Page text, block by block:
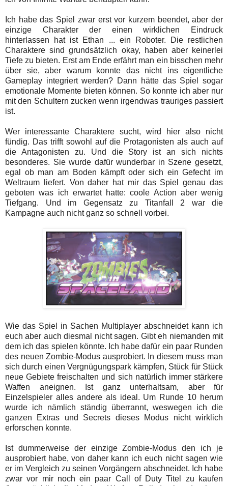
Ich habe das Spiel zwar erst vor kurzem beendet, aber der
einzige Charakter der einen wirklichen Eindruck
hinterlassen hat ist Ethan ... ein Roboter. Die restlichen
Charaktere sind grundsätzlich okay, haben aber keinerlei
Tiefe zu bieten. Erst am Ende erfährt man ein bisschen mehr
über sie, aber warum konnte das nicht ins eigentliche
Gameplay integriert werden? Dann hätte das Spiel sogar
emotionale Momente bieten können. So konnte ich aber nur
mit den Schultern zucken wenn irgendwas trauriges passiert
ist.
Wer interessante Charaktere sucht, wird hier also nicht
fündig. Das trifft sowohl auf die Protagonisten als auch auf
die Antagonisten zu. Und die Story ist an sich nichts
besonderes. Sie wurde dafür wunderbar in Szene gesetzt,
egal ob man am Boden kämpft oder sich ein Gefecht im
Weltraum liefert. Von daher hat mir das Spiel genau das
geboten was ich erwartet hatte: coole Action aber wenig
Tiefgang. Und im Gegensatz zu Titanfall 2 war die
Kampagne auch nicht ganz so schnell vorbei.
Wie das Spiel in Sachen Multiplayer abschneidet kann ich
euch aber auch diesmal nicht sagen. Gibt eh niemanden mit
dem ich das spielen könnte. Ich habe dafür ein paar Runden
des neuen Zombie-Modus ausprobiert. In diesem muss man
sich durch einen Vergnügungspark kämpfen, Stück für Stück
neue Gebiete freischalten und sich natürlich immer stärkere
Waffen aneignen. Ist ganz unterhaltsam, aber für
Einzelspieler alles andere als ideal. Um Runde 10 herum
wurde ich nämlich ständig überrannt, weswegen ich die
ganzen Extras und Secrets dieses Modus nicht wirklich
erforschen konnte.
Ist dummerweise der einzige Zombie-Modus den ich je
ausprobiert habe, von daher kann ich euch nicht sagen wie
er im Vergleich zu seinen Vorgängern abschneidet. Ich habe
zwar vor mir noch ein paar Call of Duty Titel zu kaufen